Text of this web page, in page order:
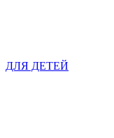
ДЛЯ ДЕТЕЙ